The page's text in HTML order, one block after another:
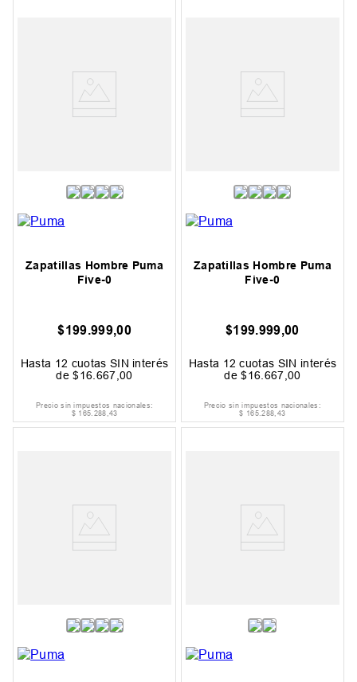
Zapatillas Hombre Puma
Five-0
$199.999,00
Hasta 12 cuotas SIN interés
de$16 667 ,00
Precio sin impuestos nacionales:
$ 165.288,43
Zapatillas Hombre Puma
Five-0
$199.999,00
Hasta 12 cuotas SIN interés
de$16 667 00
Precio sin impuestos nacionales:
$ 165.288,43